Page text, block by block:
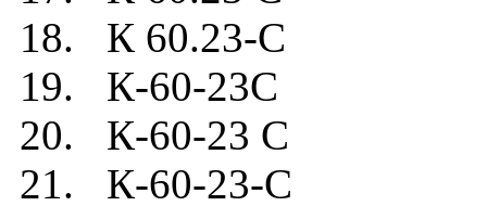
18. К 60.23-C
19. К-60-23C
20. К-60-23 C
21. К-60-23-C